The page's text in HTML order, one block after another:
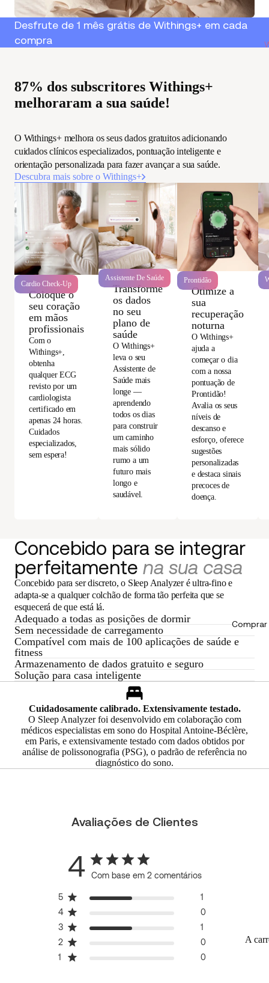
A
Desfrute de 1 mês grátis de Withings+ em cada
compra
87% dos subscritores Withings+
melhoraram a sua saúde!
O Withings+ melhora os seus dados gratuitos adicionando
cuidados clínicos especializados, pontuação inteligente e
orientação personalizada para fazer avançar a sua saúde.
Descubra mais sobre o Withings+
Cardio Check-Up
Coloque o
seu coração
em mãos
profissionais
Com o
Withings+,
obtenha
qualquer ECG
revisto por um
cardiologista
certificado em
apenas 24 horas.
Cuidados
especializados,
sem espera!
Assistente De Saúde
Transforme
os dados
no seu
plano de
saúde
O Withings+
leva o seu
Assistente de
Saúde mais
longe —
aprendendo
todos os dias
para construir
um caminho
mais sólido
rumo a um
futuro mais
longo e
saudável.
Prontidão
Otimize a
sua
recuperação
noturna
O Withings+
ajuda a
começar o dia
com a nossa
pontuação de
Prontidão!
Avalia os seus
níveis de
descanso e
esforço, oferece
sugestões
personalizadas
e destaca sinais
precoces de
doença.
Concebido para se integrar
perfeitamente na sua casa
Concebido para ser discreto, o Sleep Analyzer é ultra-fino e
adapta-se a qualquer colchão de forma tão perfeita que se
esquecerá de que está lá.
Adequado a todas as posições de dormir
Sem necessidade de carregamento
Compatível com mais de 100 aplicações de saúde e
fitness
Armazenamento de dados gratuito e seguro
Solução para casa inteligente
Cuidadosamente calibrado. Extensivamente testado.
O Sleep Analyzer foi desenvolvido em colaboração com
médicos especialistas em sono do Hospital Antoine-Béclère,
em Paris, e extensivamente testado com dados obtidos por
análise de polissonografia (PSG), o padrão de referência no
diagnóstico do sono.
Avaliações de Clientes
4 Com base em 2 comentários
5
1
4
0
3
1
2
0
1
0